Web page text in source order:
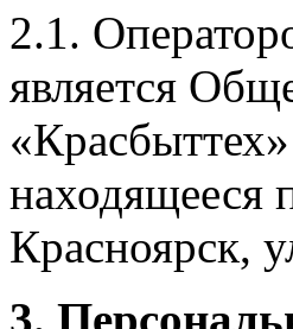
2.1.
является
находящееся
Красноярск,